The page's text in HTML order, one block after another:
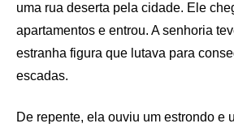
uma rua deserta pela cidade. Ele
apartamentos e entrou. A senhoria
estranha figura que lutava para
escadas.
De repente, ela ouviu um estrondo e